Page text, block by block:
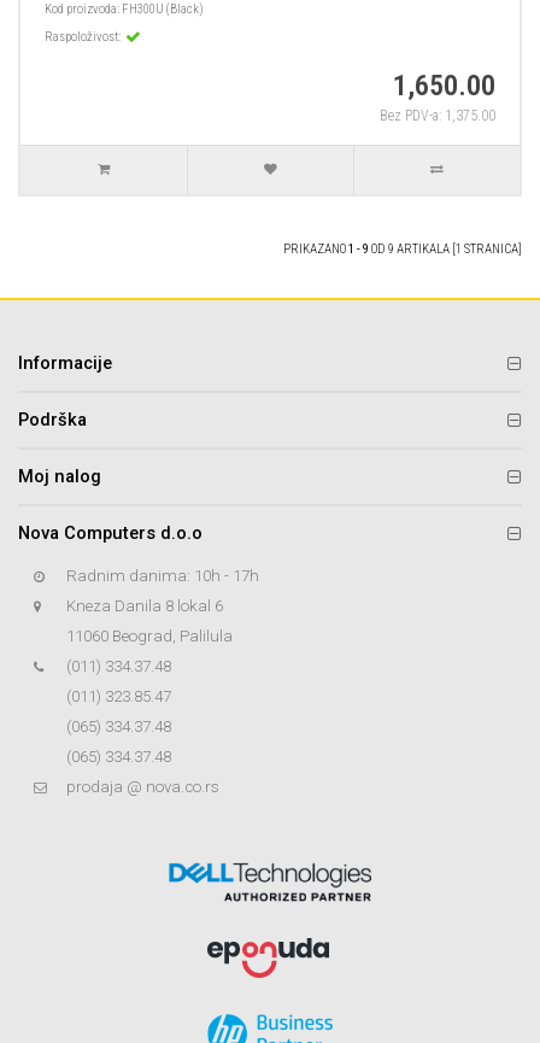
Kod proizvoda: FH300U (Black)
Raspoloživost:
1,650.00
Bez PDV-a: 1,375.00
PRIKAZANO1 - 9 OD 9 ARTIKALA [1 STRANICA]
Informacije
Podrška
Moj nalog
Nova Computers d.o.o
Radnim danima: 10h - 17h
Kneza Danila 8 lokal 6
11060 Beograd, Palilula
(011) 334.37.48
(011) 323.85.47
(065) 334.37.48
(065) 334.37.48
prodaja @ nova.co.rs